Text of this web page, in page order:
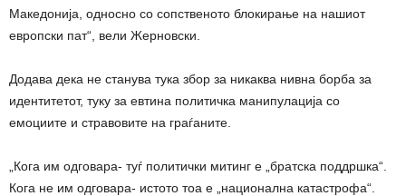
Македонија, односно со сопственото блокирање на нашиот
европски пат“, вели Жерновски.
Додава дека не станува тука збор за никаква нивна борба за
идентитетот, туку за евтина политичка манипулација со
емоциите и стравовите на граѓаните.
„Кога им одговара- туѓ политички митинг е „братска поддршка“.
Кога не им одговара- истото тоа е „национална катастрофа“.